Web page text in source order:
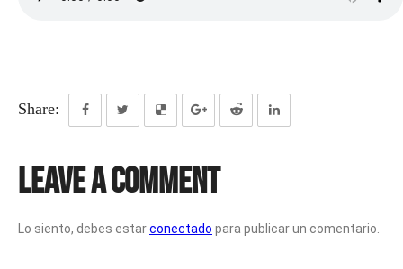
Share:
Leave a Comment
Lo siento, debes estarconectado para publicar un comentario.